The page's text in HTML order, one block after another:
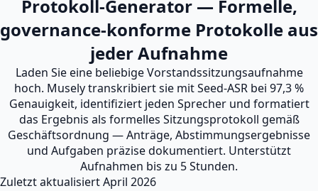
Protokoll-Generator — Formelle,
governance-konforme Protokolle aus
jeder Aufnahme
Laden Sie eine beliebige Vorstandssitzungsaufnahme
hoch. Musely transkribiert sie mit Seed-ASR bei 97,3 %
Genauigkeit, identifiziert jeden Sprecher und formatiert
das Ergebnis als formelles Sitzungsprotokoll gemäß
Geschäftsordnung — Anträge, Abstimmungsergebnisse
und Aufgaben präzise dokumentiert. Unterstützt
Aufnahmen bis zu 5 Stunden.
Zuletzt aktualisiertApril 2026